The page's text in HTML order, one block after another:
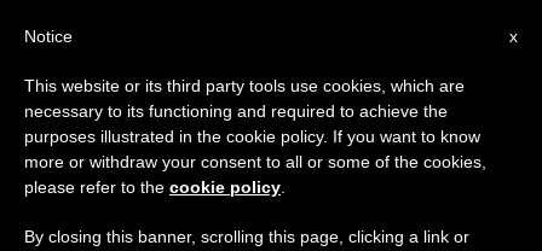
x
Notice
This website or its third party tools use cookies, which are
necessary to its functioning and required to achieve the
purposes illustrated in the cookie policy. If you want to know
more or withdraw your consent to all or some of the cookies,
please refer to the cookie policy
By closing this banner, scrolling this page, clicking a link or